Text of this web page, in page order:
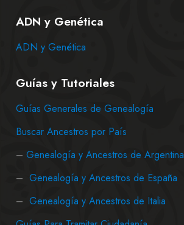
ADN y Genética
ADN y Genética
Guías y Tutoriales
Guías Generales de Genealogía
Buscar Ancestros por País
– Genealogía y Ancestros de Argentina
– Genealogía y Ancestros de España
– Genealogía y Ancestros de Italia